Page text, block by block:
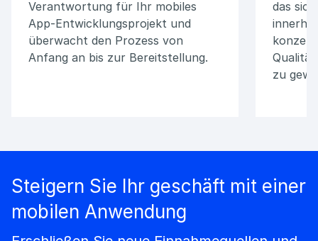
Verantwortung für Ihr mobiles
App-Entwicklungsprojekt und
überwacht den Prozess von
Anfang an bis zur Bereitstellung.
das
zu
Steigern Sie Ihr geschäft mit einer
mobilen Anwendung